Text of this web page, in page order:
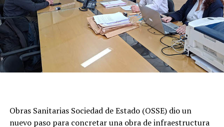
Obras Sanitarias Sociedad de Estado (OSSE) dio un
nuevo paso para concretar una obra de infraestructura